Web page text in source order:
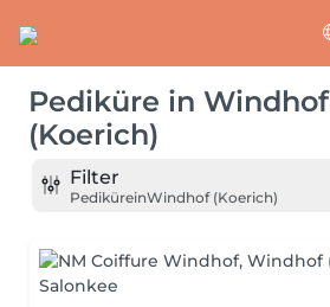
Pediküre in Windhof
(Koerich)
Filter
PediküreinWindhof (Koerich)